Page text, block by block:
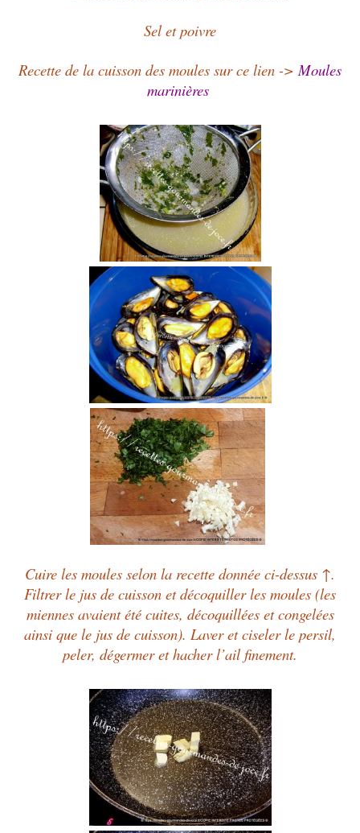
Sel et poivre
Recette de la cuisson des moules sur ce lien -> Moules
marinières
Cuire les moules selon la recette donnée ci-dessus ↑.
Filtrer le jus de cuisson et décoquiller les moules (les
miennes avaient été cuites, décoquillées et congelées
ainsi que le jus de cuisson). Laver et ciseler le persil,
peler, dégermer et hacher l’ail finement.